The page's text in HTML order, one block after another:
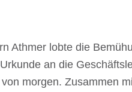
Athmer lobte die
an die
morgen. Zusam­men